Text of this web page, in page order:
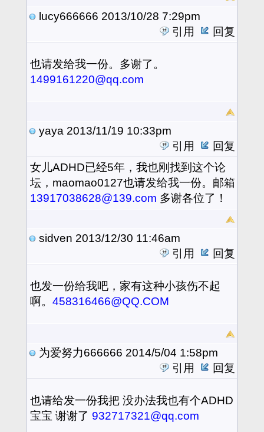
lucy666666 2013/10/28 7:29pm
引用
回复
也请发给我一份。多谢了。
1499161220@qq.com
yaya 2013/11/19 10:33pm
引用
回复
女儿ADHD已经5年，我也刚找到这个论
坛，maomao0127也请发给我一份。邮箱
13917038628@139.com 多谢各位了！
sidven 2013/12/30 11:46am
引用
回复
也发一份给我吧，家有这种小孩伤不起
啊。 458316466@QQ.COM
为爱努力666666 2014/5/04 1:58pm
引用
回复
也请给发一份我把 没办法我也有个ADHD
宝宝 谢谢了 932717321@qq.com